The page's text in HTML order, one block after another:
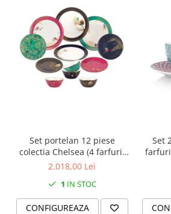
CHIQUE VERDE
CHIQUE ROZ
CHIQUE STRIPES VERDE
Renaissance Grey
Royal White
CHIQUE STRIPES GALBEN
Set portelan 12 piese
colectia Chelsea (4 farfurii
28 cm, 4 farfuri 20 cm si 4
2.018,00 Lei
1 IN STOC
CONFIGUREAZA
Set